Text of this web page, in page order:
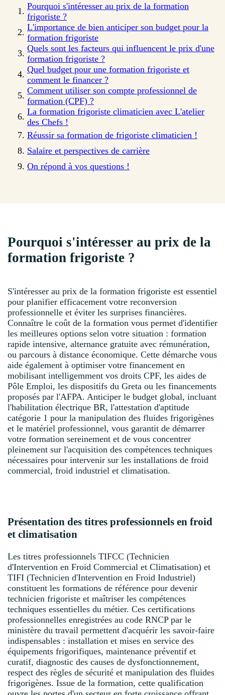
Pourquoi s'intéresser au prix de la formation
frigoriste ?
L'importance de bien anticiper son budget pour la
formation frigoriste
Quels sont les facteurs qui influencent le prix d'une
formation frigoriste ?
Quel budget pour une formation frigoriste et
comment le financer ?
Comment utiliser son compte professionnel de
formation (CPF) ?
La formation frigoriste climaticien avec L'atelier
des Chefs !
Réussir sa formation de frigoriste climaticien !
Salaire et perspectives de carrière
On répond à vos questions !
Pourquoi s'intéresser au prix de la
formation frigoriste ?
S'intéresser au prix de la formation frigoriste est essentiel
pour planifier efficacement votre reconversion
professionnelle et éviter les surprises financières.
Connaître le coût de la formation vous permet d'identifier
les meilleures options selon votre situation : formation
rapide intensive, alternance gratuite avec rémunération,
ou parcours à distance économique. Cette démarche vous
aide également à optimiser votre financement en
mobilisant intelligemment vos droits CPF, les aides de
Pôle Emploi, les dispositifs du Greta ou les financements
proposés par l'AFPA. Anticiper le budget global, incluant
l'habilitation électrique BR, l'attestation d'aptitude
catégorie 1 pour la manipulation des fluides frigorigènes
et le matériel professionnel, vous garantit de démarrer
votre formation sereinement et de vous concentrer
pleinement sur l'acquisition des compétences techniques
nécessaires pour intervenir sur les installations de froid
commercial, froid industriel et climatisation.
Présentation des titres professionnels en froid
et climatisation
Les titres professionnels TIFCC (Technicien
d'Intervention en Froid Commercial et Climatisation) et
TIFI (Technicien d'Intervention en Froid Industriel)
constituent les formations de référence pour devenir
technicien frigoriste et maîtriser les compétences
techniques essentielles du métier. Ces certifications
professionnelles enregistrées au code RNCP par le
ministère du travail permettent d'acquérir les savoir-faire
indispensables : installation et mises en service des
équipements frigorifiques, maintenance préventif et
curatif, diagnostic des causes de dysfonctionnement,
respect des règles de sécurité et manipulation des fluides
frigorigènes. Issue de la formation, cette qualification